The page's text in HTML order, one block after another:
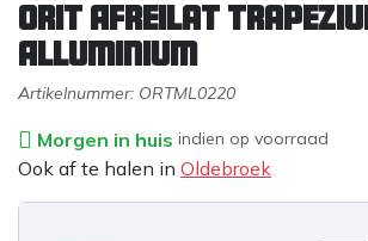
Orit Afreilat
Alluminium
Artikelnummer: ORTML0220
Morgen in huis indien op voorraad
Ook af te halen in Oldebroek